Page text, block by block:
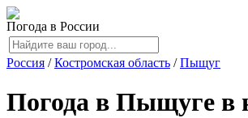
Погода в России
Россия / Костромская область / Пыщуг
Погода в Пыщуге в